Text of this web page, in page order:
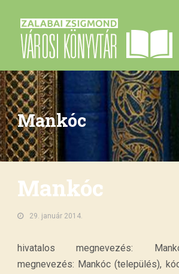
Mankóc
Mankóc
29. január 2014.
hivatalos megnevezés:
megnevezés: Mankóc (település),